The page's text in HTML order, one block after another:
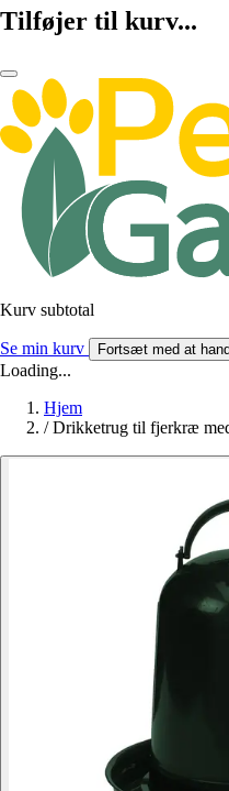
Tilføjer til kurv...
Kurv subtotal
Se min kurv Fortsæt med at
Loading...
Hjem
/ Drikketrug til fjerkræ